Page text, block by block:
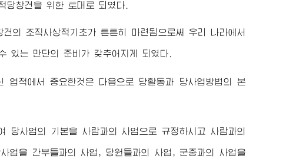
당창건을 위한 토대로 되였다.
의 조직사상적기초가 튼튼히 마련됨으로써 우리 나라에서
있는 만단의 준비가 갖추어지게 되였다.
업적에서 중요한것은 다음으로 당활동과 당사업방법의 본
당사업의 기본을 사람과의 사업으로 규정하시고 사람과의
업을 간부들과의 사업, 당원들과의 사업, 군중과의 사업을